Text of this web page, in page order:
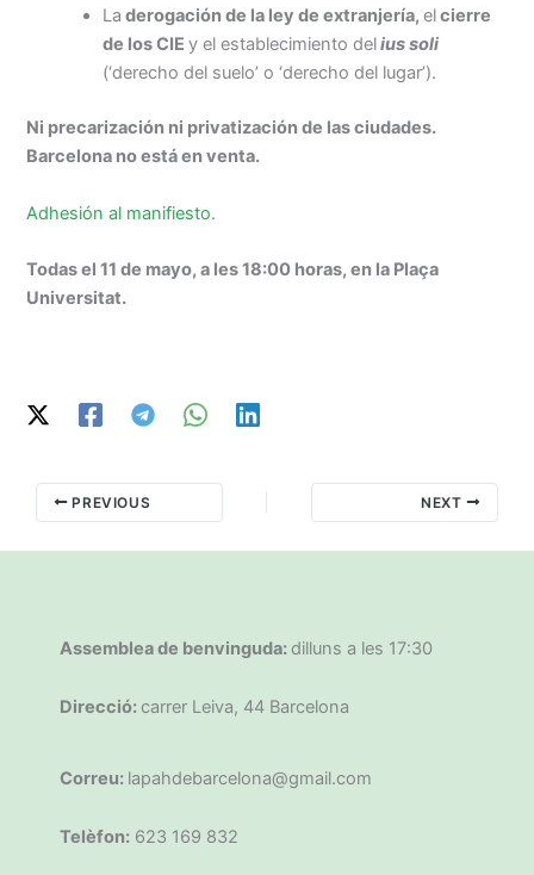
La derogación de la ley de extranjería,el cierre
de los CIEy el establecimiento del ius soli
(‘derecho del suelo’ o ‘derecho del lugar’).
Ni precarización ni privatización de las ciudades.
Barcelona no está en venta.
Adhesión al manifiesto.
Todas el 11 de mayo, a les 18:00 horas, en la Plaça
Universitat.
PREVIOUS NEXT
Assemblea de benvinguda: dilluns a les 17:30
Direcció: carrer Leiva, 44 Barcelona
Correu: lapahdebarcelona@gmail.com
Telèfon: 623 169 832